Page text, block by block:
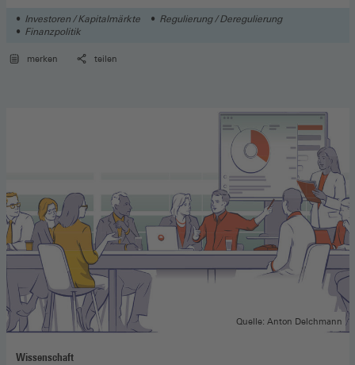
Investoren / Kapitalmärkte
Regulierung / Deregulierung
Finanzpolitik
merken teilen
Wissenschaft
Quelle: Anton Delchmann